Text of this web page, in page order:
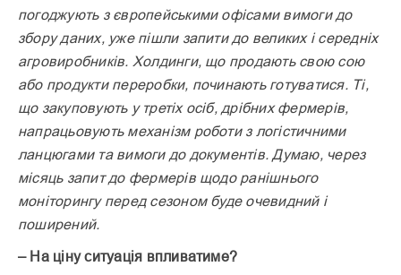
погоджують з європейськими офісами вимоги до
збору даних, уже пішли запити до великих і середніх
агровиробників. Холдинги, що продають свою сою
або продукти переробки, починають готуватися. Ті,
що закуповують у третіх осіб, дрібних фермерів,
напрацьовують механізм роботи з логістичними
ланцюгами та вимоги до документів. Думаю, через
місяць запит до фермерів щодо ранішнього
моніторингу перед сезоном буде очевидний і
поширений.
– На ціну ситуація впливатиме?